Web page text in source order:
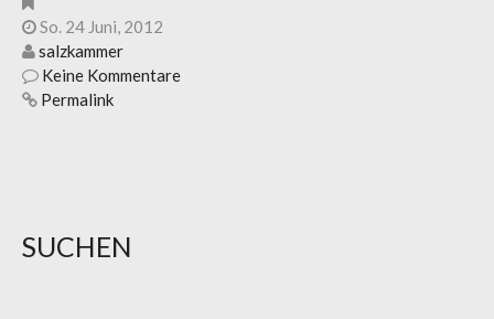
So. 24 Juni, 2012
salzkammer
Keine Kommentare
Permalink
SUCHEN